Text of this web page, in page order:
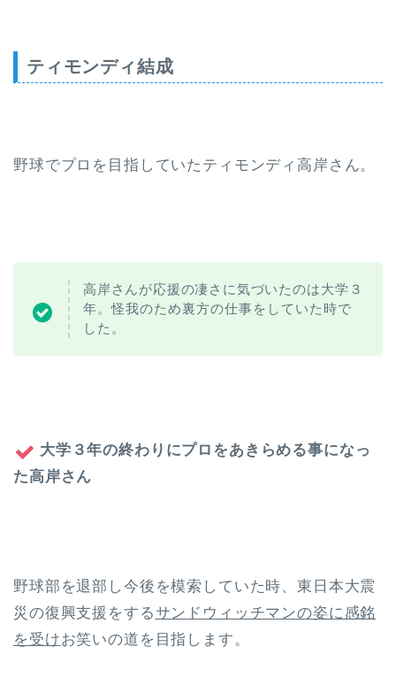
ティモンディ結成
野球でプロを目指していたティモンディ高岸さん。
高岸さんが応援の凄さに気づいたのは大学３
年。怪我のため裏方の仕事をしていた時で
した。
大学３年の終わりにプロをあきらめる事になっ
た高岸さん
野球部を退部し今後を模索していた時、東日本大震
災の復興支援をするサンドウィッチマンの姿に感銘
を受けお笑いの道を目指します。